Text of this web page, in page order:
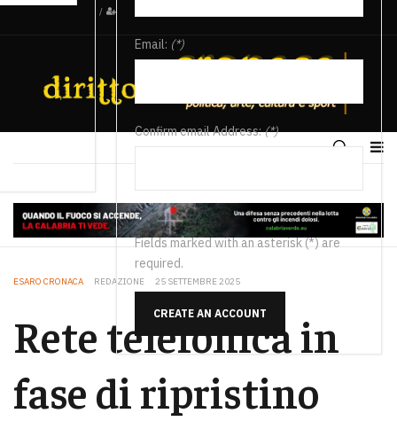
/
Email: (*)
Confirm email Address:(*)
Fields marked with an asterisk (*) are
required.
CREATE AN ACCOUNT
ESARO CRONACA REDAZIONE 25 SETTEMBRE 2025
Rete telefonica in
fase di ripristino